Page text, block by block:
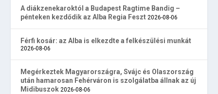
A diákzenekaroktól a Budapest Ragtime Bandig –
pénteken kezdődik az Alba Regia Feszt 2026-08-06
Férfi kosár: az Alba is elkezdte a felkészülési munkát
2026-08-06
Megérkeztek Magyarországra, Svájc és Olaszország
után hamarosan Fehérváron is szolgálatba állnak az új
Midibuszok 2026-08-06